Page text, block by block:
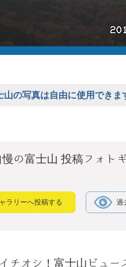
山の写真は自由に使用できま
慢の富士山 投稿フォト
ラリーへ投稿する 過
イチオシ！富士山ビュー